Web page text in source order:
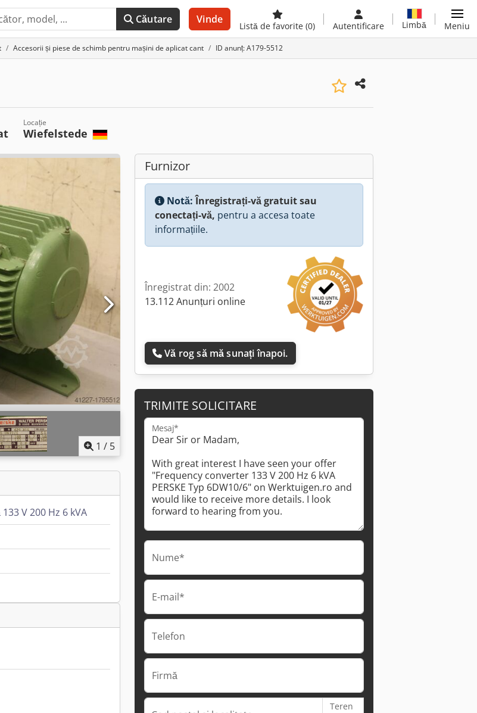
Căutare Vinde
Listă de favorite (0) Autentificare Limbă Meniu
Accesorii și piese de schimb pentru mașini de aplicat cant ID anunț: A179-5512
Locație
Wiefelstede
1 / 5
V 200 Hz 6 kVA
Furnizor
Notă:Înregistrați-vă gratuit sau
conectați-vă, pentru a accesa toate
informațiile.
Înregistrat din: 2002
13.112 Anunțuri online
Vă rog să mă sunați înapoi.
TRIMITE SOLICITARE
Mesaj*
Nume*
E-mail*
Telefon
Firmă
Teren